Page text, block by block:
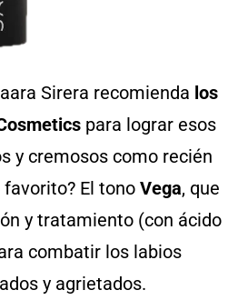
Sirera recomienda los
para lograr esos
y cremosos como recién
El tono Vega, que
y tratamiento (con ácido
combatir los labios
y agrietados.